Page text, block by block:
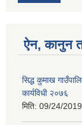
ऐन, कानुन
सिद्ध कुमाख
कार्यविधी २०७६
मिति: 09/24/